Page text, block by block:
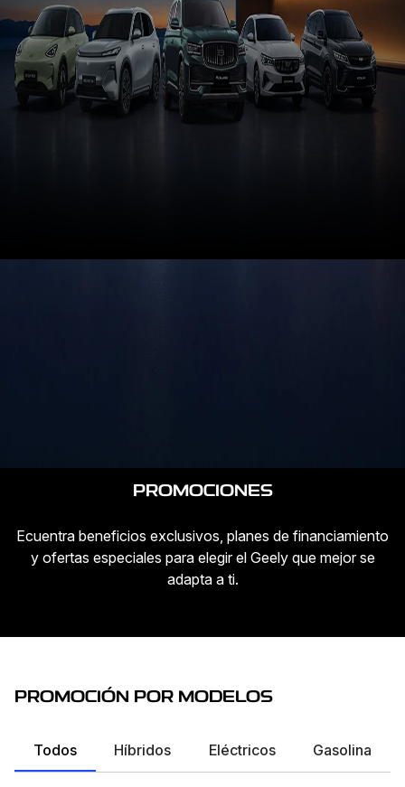
PROMOCIONES
Ecuentra beneficios exclusivos, planes de financiamiento
y ofertas especiales para elegir el Geely que mejor se
adapta a ti.
PROMOCIÓN POR MODELOS
Todos Híbridos Eléctricos Gasolina